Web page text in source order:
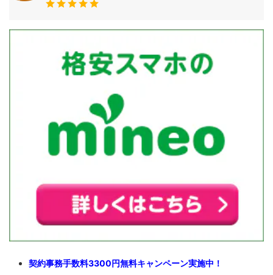
契約事務手数料3300円無料キャンペーン実施中！